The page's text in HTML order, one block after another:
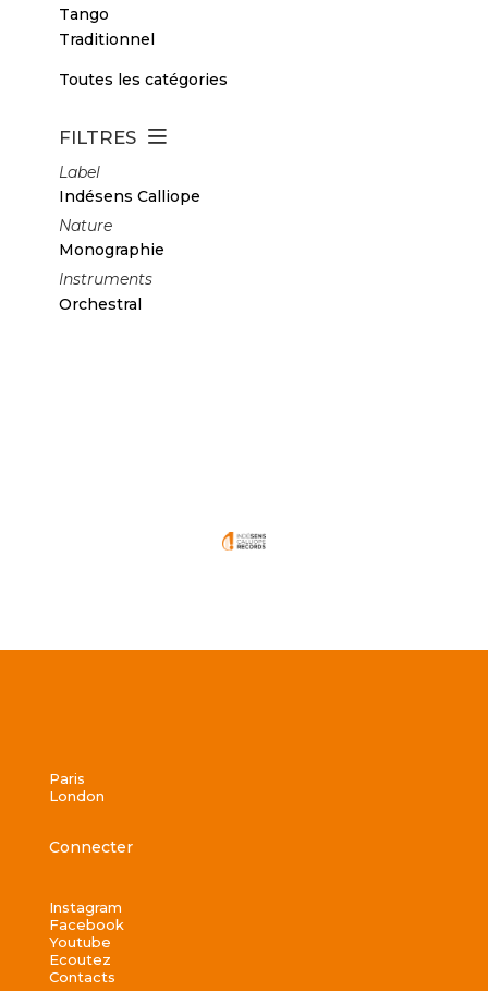
Tango
Traditionnel
Toutes les catégories
FILTRES
Label
Indésens Calliope
Nature
Monographie
Instruments
Orchestral
Paris
London
Connecter
Instagram
Facebook
Youtube
Ecoutez
Contacts